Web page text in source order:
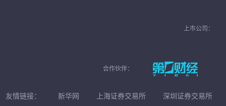
上市公司：
合作伙伴：
友情链接： 新华网 上海证券交易所 深圳证券交易所